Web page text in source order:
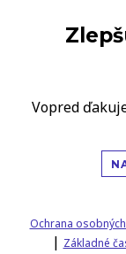
Vopred
Ochrana
| Základné